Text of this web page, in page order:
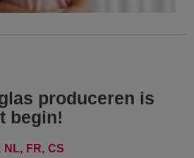
produceren is
begin!
NL FR CS